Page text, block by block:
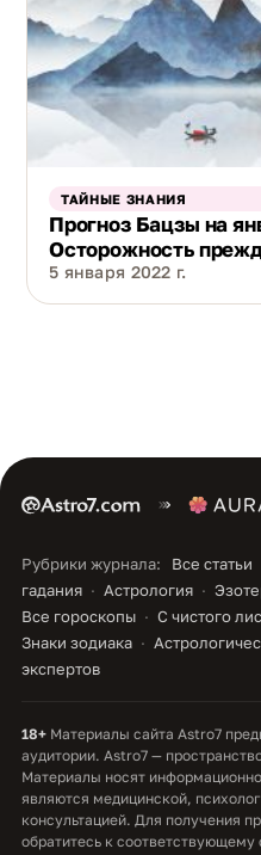
ТАЙНЫЕ ЗНАНИЯ
Прогноз Бацзы на
Осторожность
5 января 2022 г.
Рубрики журнала: Все статьи
гадания
Астрология
Все гороскопы
С чистого
Знаки зодиака
экспертов
18+ Материалы сайта Astro7
аудитории. Astro7 —
Материалы носят
являются медицинской,
консультацией. Для получения
обратитесь к соответствующему